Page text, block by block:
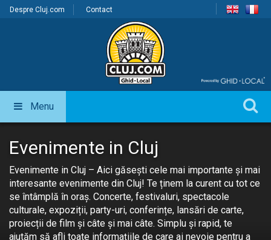
Despre Cluj.com Contact
Menu
Evenimente in Cluj
Evenimente in Cluj – Aici găsești cele mai importante și mai
interesante evenimente din Cluj! Te ținem la curent cu tot ce
se întâmplă în oraș. Concerte, festivaluri, spectacole
culturale, expoziții, party-uri, conferințe, lansări de carte,
proiecții de film și câte și mai câte. Simplu și rapid, te
ajutăm să afli toate informațiile de care ai nevoie pentru a